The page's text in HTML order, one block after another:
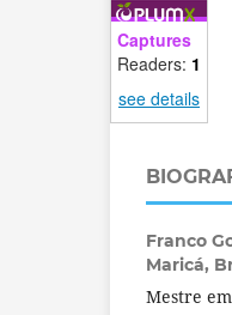
Captures
Readers: 1
see details
Franco
Maricá,
Mestre